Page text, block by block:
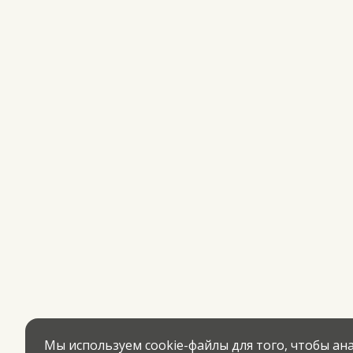
Мы используем cookie-файлы для того, чтобы